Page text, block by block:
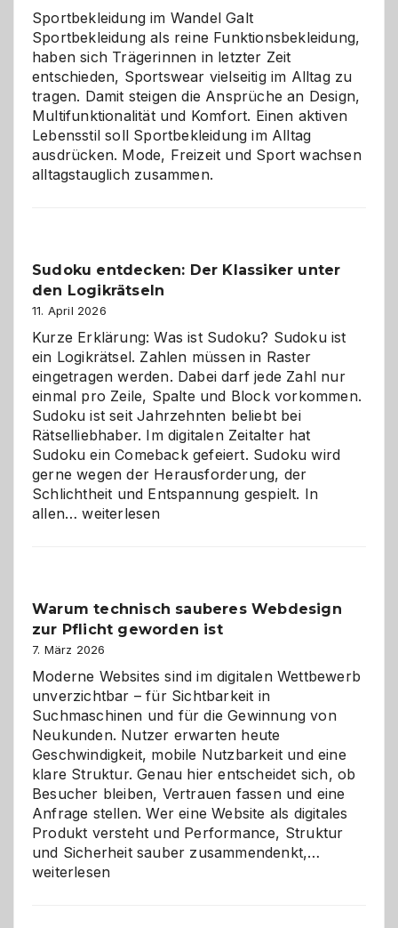
Chaos
Sportbekleidung im Wandel Galt
Sportbekleidung als reine Funktionsbekleidung,
haben sich Trägerinnen in letzter Zeit
entschieden, Sportswear vielseitig im Alltag zu
tragen. Damit steigen die Ansprüche an Design,
Multifunktionalität und Komfort. Einen aktiven
Lebensstil soll Sportbekleidung im Alltag
ausdrücken. Mode, Freizeit und Sport wachsen
alltagstauglich zusammen.
Sudoku entdecken: Der Klassiker unter
den Logikrätseln
11. April 2026
Kurze Erklärung: Was ist Sudoku? Sudoku ist
ein Logikrätsel. Zahlen müssen in Raster
eingetragen werden. Dabei darf jede Zahl nur
einmal pro Zeile, Spalte und Block vorkommen.
Sudoku ist seit Jahrzehnten beliebt bei
Rätselliebhaber. Im digitalen Zeitalter hat
Sudoku ein Comeback gefeiert. Sudoku wird
gerne wegen der Herausforderung, der
Schlichtheit und Entspannung gespielt. In
allen…Sudoku
den
Logikrätseln
weiterlesen
Warum technisch sauberes Webdesign
zur Pflicht geworden ist
7. März 2026
Moderne Websites sind im digitalen Wettbewerb
unverzichtbar – für Sichtbarkeit in
Suchmaschinen und für die Gewinnung von
Neukunden. Nutzer erwarten heute
Geschwindigkeit, mobile Nutzbarkeit und eine
klare Struktur. Genau hier entscheidet sich, ob
Besucher bleiben, Vertrauen fassen und eine
Anfrage stellen. Wer eine Website als digitales
Produkt versteht und Performance, Struktur
und Sicherheit sauber zusammendenkt,…
weiterlesen